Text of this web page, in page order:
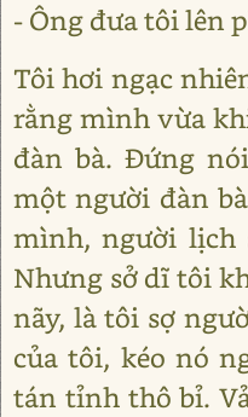
- Ông đưa tôi lên
Tôi hơi ngạc
rằng mình vừa
đàn bà. Đứng
một người đàn
mình, người lịch
Nhưng sở dĩ tôi
nãy, là tôi sợ
của tôi, kéo nó
tán tỉnh thô bỉ.